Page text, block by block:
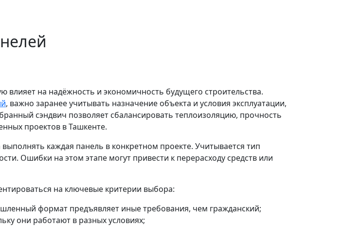
на надёжность и экономичность будущего строительства.
, важно заранее учитывать назначение объекта и условия эксплуатации,
сэндвич позволяет сбалансировать теплоизоляцию, прочность
проектов в Ташкенте.
каждая панель в конкретном проекте. Учитывается тип
Ошибки на этом этапе могут привести к перерасходу средств или
на ключевые критерии выбора:
формат предъявляет иные требования, чем гражданский;
они работают в разных условиях;